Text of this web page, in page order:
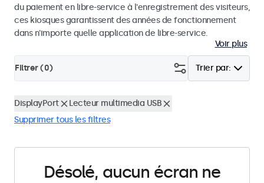
du paiement en libre-service à l'enregistrement des visiteurs,
ces kiosques garantissent des années de fonctionnement
dans n'importe quelle application de libre-service.
Voir plus
Trier par:
Filtrer (0)
DisplayPort
Lecteur multimedia USB
Supprimer tous les filtres
Désolé, aucun écran ne